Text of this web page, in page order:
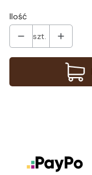
Ilość
szt.